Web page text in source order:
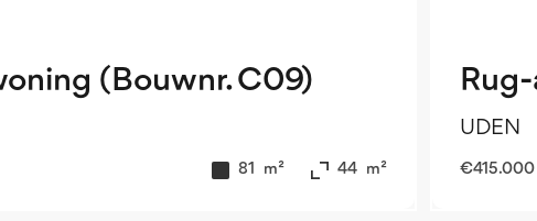
(Bouwnr. C09)
81 m² 44 m²
UDEN
€415.000